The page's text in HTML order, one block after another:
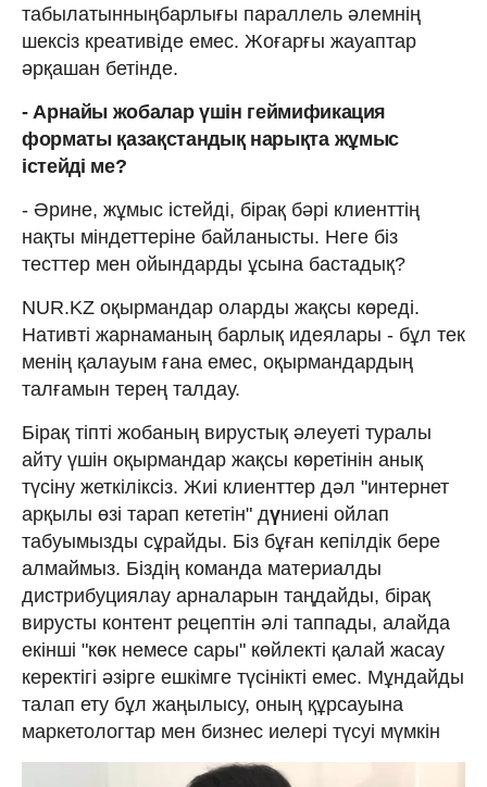
табылатынныңбарлығы параллель әлемнің
шексіз креативіде емес. Жоғарғы жауаптар
әрқашан бетінде.
- Арнайы жобалар үшін геймификация
форматы қазақстандық нарықта жұмыс
істейді ме?
- Әрине, жұмыс істейді, бірақ бәрі клиенттің
нақты міндеттеріне байланысты. Неге біз
тесттер мен ойындарды ұсына бастадық?
NUR.KZ оқырмандар оларды жақсы көреді.
Нативті жарнаманың барлық идеялары - бұл тек
менің қалауым ғана емес, оқырмандардың
талғамын терең талдау.
Бірақ тіпті жобаның вирустық әлеуеті туралы
айту үшін оқырмандар жақсы көретінін анық
түсіну жеткіліксіз. Жиі клиенттер дәл "интернет
арқылы өзі тарап кететін" дүниені ойлап
табуымызды сұрайды. Біз бұған кепілдік бере
алмаймыз. Біздің команда материалды
дистрибуциялау арналарын таңдайды, бірақ
вирусты контент рецептін әлі таппады, алайда
екінші "көк немесе сары" көйлекті қалай жасау
керектігі әзірге ешкімге түсінікті емес. Мұндайды
талап ету бұл жаңылысу, оның құрсауына
маркетологтар мен бизнес иелері түсуі мүмкін